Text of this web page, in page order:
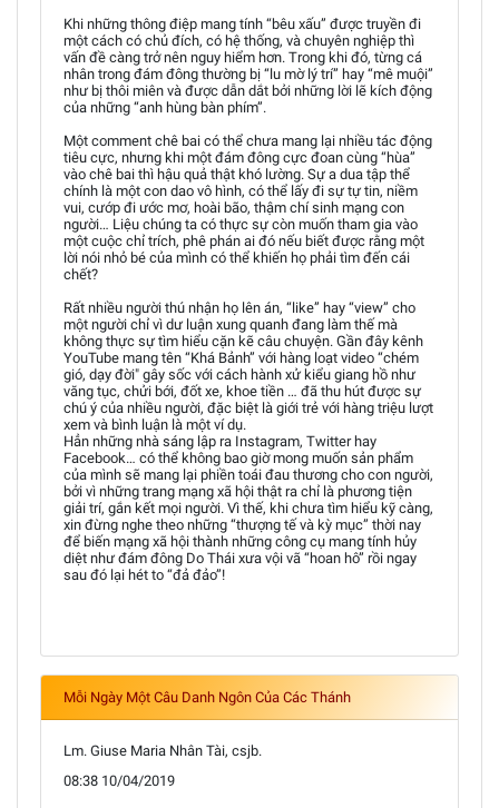
Khi những thông điệp mang tính “bêu xấu” được truyền đi
một cách có chủ đích, có hệ thống, và chuyên nghiệp thì
vấn đề càng trở nên nguy hiểm hơn. Trong khi đó, từng cá
nhân trong đám đông thường bị “lu mờ lý trí” hay “mê muội”
như bị thôi miên và được dẫn dắt bởi những lời lẽ kích động
của những “anh hùng bàn phím”.
Một comment chê bai có thể chưa mang lại nhiều tác động
tiêu cực, nhưng khi một đám đông cực đoan cùng “hùa”
vào chê bai thì hậu quả thật khó lường. Sự a dua tập thể
chính là một con dao vô hình, có thể lấy đi sự tự tin, niềm
vui, cướp đi ước mơ, hoài bão, thậm chí sinh mạng con
người… Liệu chúng ta có thực sự còn muốn tham gia vào
một cuộc chỉ trích, phê phán ai đó nếu biết được rằng một
lời nói nhỏ bé của mình có thể khiến họ phải tìm đến cái
chết?
Rất nhiều người thú nhận họ lên án, “like” hay “view” cho
một người chỉ vì dư luận xung quanh đang làm thế mà
không thực sự tìm hiểu cặn kẽ câu chuyện. Gần đây kênh
YouTube mang tên “Khá Bảnh” với hàng loạt video “chém
gió, dạy đời" gây sốc với cách hành xử kiểu giang hồ như
văng tục, chửi bới, đốt xe, khoe tiền … đã thu hút được sự
chú ý của nhiều người, đặc biệt là giới trẻ với hàng triệu lượt
xem và bình luận là một ví dụ.
Hẳn những nhà sáng lập ra Instagram, Twitter hay
Facebook… có thể không bao giờ mong muốn sản phẩm
của mình sẽ mang lại phiền toái đau thương cho con người,
bởi vì những trang mạng xã hội thật ra chỉ là phương tiện
giải trí, gắn kết mọi người. Vì thế, khi chưa tìm hiểu kỹ càng,
xin đừng nghe theo những “thượng tế và kỳ mục” thời nay
để biến mạng xã hội thành những công cụ mang tính hủy
diệt như đám đông Do Thái xưa vội vã “hoan hô” rồi ngay
sau đó lại hét to “đả đảo”!
Mỗi Ngày Một Câu Danh Ngôn Của Các Thánh
Lm. Giuse Maria Nhân Tài, csjb.
08:38 10/04/2019